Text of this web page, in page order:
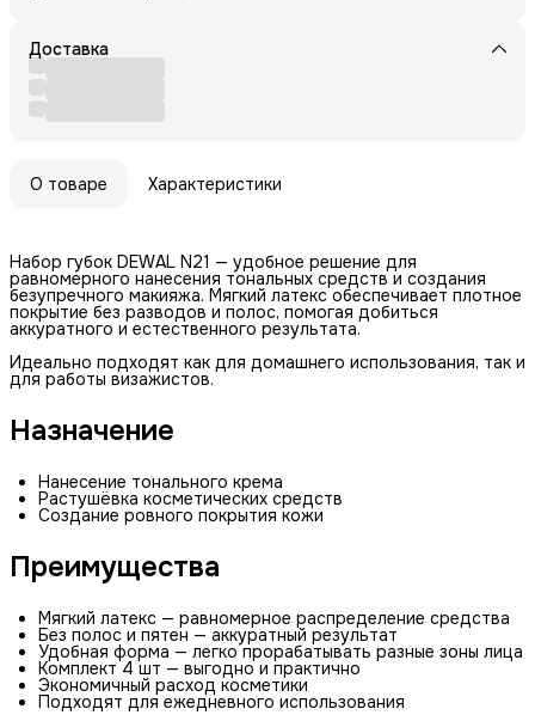
Доставка
О товаре Характеристики
Набор губок DEWAL N21 — удобное решение для
равномерного нанесения тональных средств и создания
безупречного макияжа. Мягкий латекс обеспечивает плотное
покрытие без разводов и полос, помогая добиться
аккуратного и естественного результата.
Идеально подходят как для домашнего использования, так и
для работы визажистов.
Назначение
Нанесение тонального крема
Растушёвка косметических средств
Создание ровного покрытия кожи
Преимущества
Мягкий латекс — равномерное распределение средства
Без полос и пятен — аккуратный результат
Удобная форма — легко прорабатывать разные зоны лица
Комплект 4 шт — выгодно и практично
Экономичный расход косметики
Подходят для ежедневного использования